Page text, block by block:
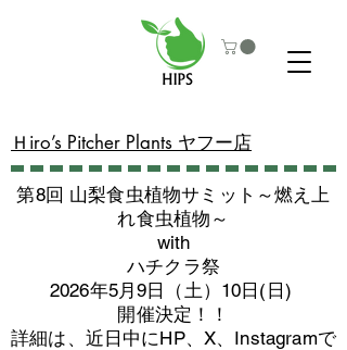
​Ｈiro’s Pitcher Plants ヤフー店
第8回 山梨食虫植物サミット～燃え上
れ食虫植物～
with
​ハチクラ祭
2026年5月9日（土）10日(日)
​開催決定！！
詳細は、近日中にHP、X、Instagramで